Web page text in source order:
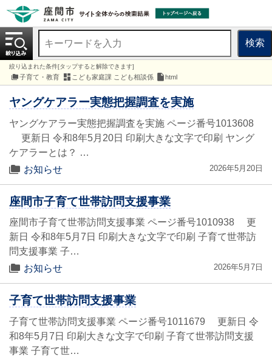
検索
絞り込まれた条件[タップすると解除できます]
子育て・教育 こども家庭課 こども相談係 html
ヤングケアラー実態把握調査を実施
ヤングケアラー実態把握調査を実施 ページ番号1013608
更新日 令和8年5月20日 印刷大きな文字で印刷 ヤング
ケアラーとは？ …
お知らせ
2026年5月20日
座間市子育て世帯訪問支援事業
座間市子育て世帯訪問支援事業 ページ番号1010938 更
新日 令和8年5月7日 印刷大きな文字で印刷 子育て世帯訪
問支援事業 子…
お知らせ
2026年5月7日
子育て世帯訪問支援事業
子育て世帯訪問支援事業 ページ番号1011679 更新日 令
和8年5月7日 印刷大きな文字で印刷 子育て世帯訪問支援
事業 子育て世…